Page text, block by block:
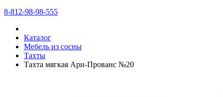
8-812-98-98-555
Каталог
Мебель из сосны
Тахты
Тахта мягкая Ари-Прованс №20